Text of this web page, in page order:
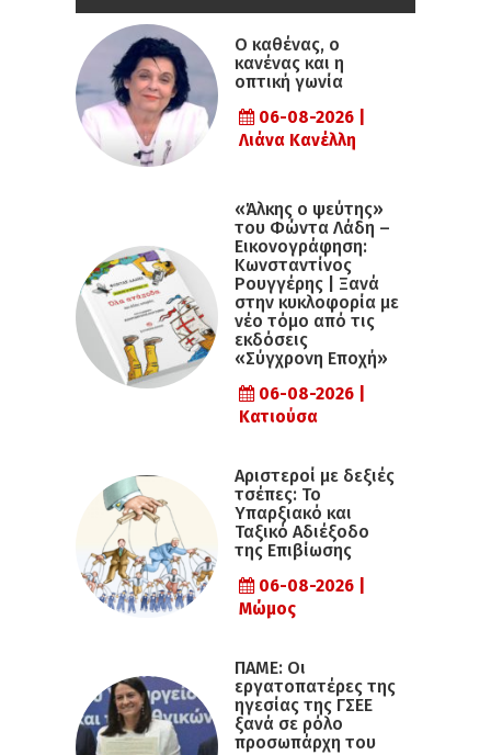
Ο καθένας, ο
κανένας και η
οπτική γωνία
06-08-2026 |
Λιάνα Κανέλλη
«Άλκης ο ψεύτης»
του Φώντα Λάδη –
Εικονογράφηση:
Κωνσταντίνος
Ρουγγέρης | Ξανά
στην κυκλοφορία με
νέο τόμο από τις
εκδόσεις
«Σύγχρονη Εποχή»
06-08-2026 |
Κατιούσα
Αριστεροί με δεξιές
τσέπες: Το
Υπαρξιακό και
Ταξικό Αδιέξοδο
της Επιβίωσης
06-08-2026 |
Μώμος
ΠΑΜΕ: Οι
εργατοπατέρες της
ηγεσίας της ΓΣΕΕ
ξανά σε ρόλο
προσωπάρχη του